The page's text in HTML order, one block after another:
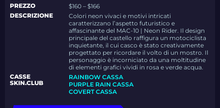
PREZZO
$160 – $166
DESCRIZIONE
Colori neon vivaci e motivi intricati
caratterizzano l’aspetto futuristico e
affascinante del MAC-10 | Neon Rider. Il design
principale del castello raffigura un motociclista
inquietante, il cui casco è stato creativamente
progettato per ricordare il volto di un mostro. Il
personaggio è incorniciato da una moltitudine
di elementi grafici vividi in rosa e verde acqua.
CASSE
SKIN.CLUB
RAINBOW CASSA
PURPLE RAIN CASSA
COVERT CASSA